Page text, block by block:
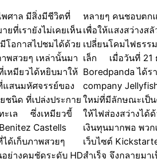
พศาล มีสิ่งมีชีวิตที่
ยที่เรายังไม่เคยเห็น
โอกาสไปชมได้ด้วย
พสวยๆ เหล่านั้นมา
หมียวได้หยิบมาให้
แสนมหัศจรรย์ของ
นิด ที่เปล่งประกาย
ะเล ซึ่งเหมียวขี้
Castells
ด้เก็บภาพสวยๆ
อย่างคมชัดระดับ HD
หลายๆ คนชอบตก
เพื่อให้แสงสว่างส
เปลี่ยนโคมไฟธรร
เล็ก เมื่อวันที่ 21
Boredpanda ได้ร
company
ใหม่ที่มีลักษณะเป็น
ให้ไฟส่องสว่างไ
เงินทุนมากพอ พว
เว็บไซต์
สำเร็จ จึงกลายม